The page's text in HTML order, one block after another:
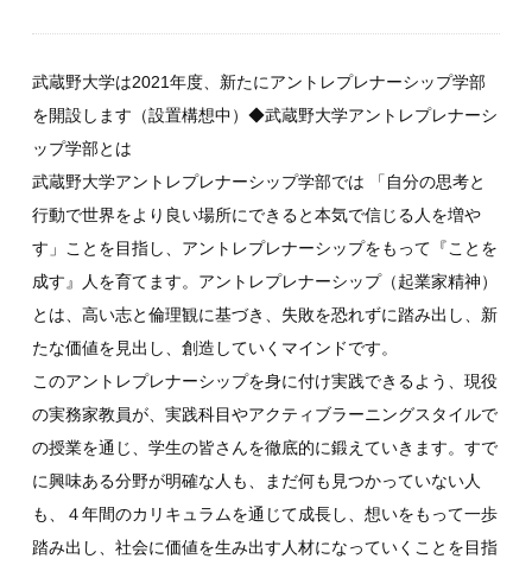
武蔵野大学は2021年度、新たにアントレプレナーシップ学部
を開設します（設置構想中） ◆武蔵野大学アントレプレナーシ
ップ学部とは
武蔵野大学アントレプレナーシップ学部では 「自分の思考と
行動で世界をより良い場所にできると本気で信じる人を増や
す」ことを目指し、アントレプレナーシップをもって『ことを
成す』人を育てます。 アントレプレナーシップ（起業家精神）
とは、高い志と倫理観に基づき、失敗を恐れずに踏み出し、新
たな価値を見出し、創造していくマインドです。
このアントレプレナーシップを身に付け実践できるよう、現役
の実務家教員が、実践科目やアクティブラーニングスタイルで
の授業を通じ、学生の皆さんを徹底的に鍛えていきます。すで
に興味ある分野が明確な人も、まだ何も見つかっていない人
も、４年間のカリキュラムを通じて成長し、想いをもって一歩
踏み出し、社会に価値を生み出す人材になっていくことを目指